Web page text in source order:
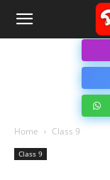
Home Class 9
Class 9